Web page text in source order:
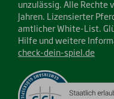
unzulässig. Alle Rechte
Jahren. Lizensierter
amtlicher White-List.
Hilfe und weitere
check-dein-spiel.de